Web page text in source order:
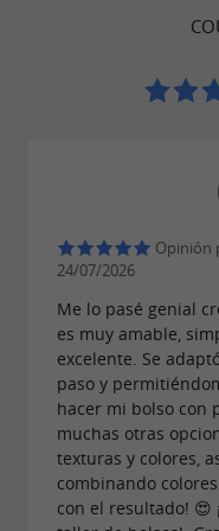
de productos
cinturones ¡e
sus artículos de
compromiso de
reemplazar sus
scooter e incluso
Desde
visitantes ensu
para compartir
formatos de
Opinión
24/07/2026
Me lo pasé genial
es muy amable,
excelente. Se
paso y
hacer mi bolso con
muchas otras
texturas y colores,
combinando
con el resultado! 😍